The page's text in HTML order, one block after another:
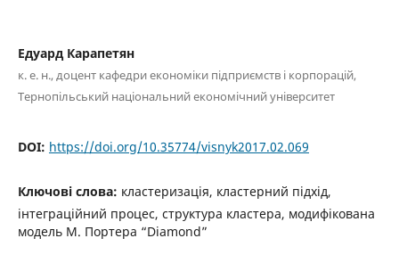
Едуард Карапетян
к. е. н., доцент кафедри економіки підприємств і корпорацій,
Тернопільський національний економічний університет
DOI: https://doi.org/10.35774/visnyk2017.02.069
Ключові слова: кластеризація, кластерний підхід,
інтеграційний процес, структура кластера, модифікована
модель М. Портера “Diamond”